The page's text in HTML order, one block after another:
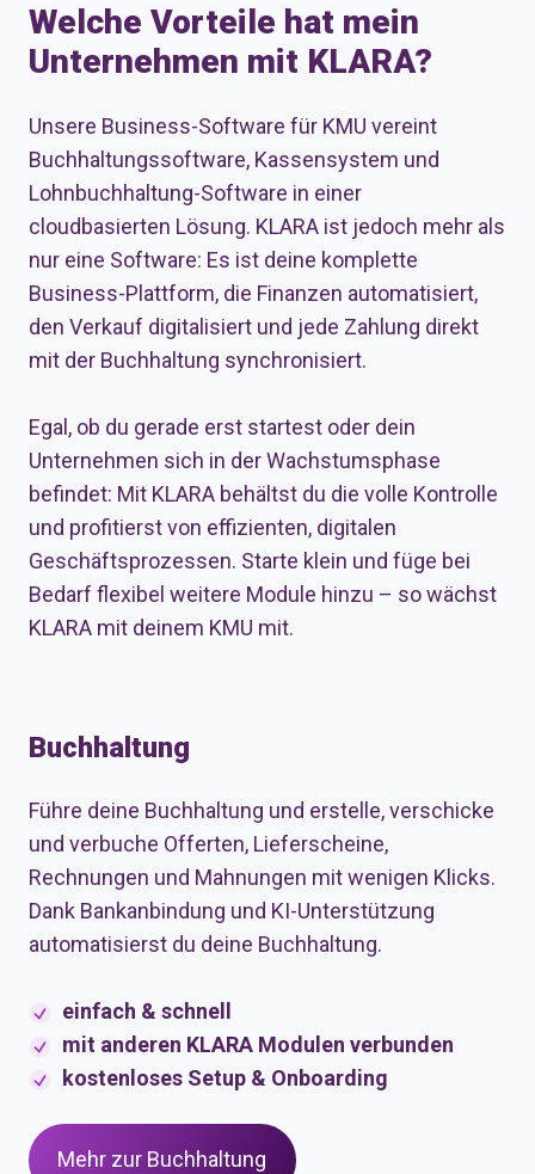
Welche Vorteile hat mein
Unternehmen mit KLARA?
Unsere Business-Software für KMU vereint
Buchhaltungssoftware, Kassensystem und
Lohnbuchhaltung-Software in einer
cloudbasierten Lösung. KLARA ist jedoch mehr als
nur eine Software: Es ist deine komplette
Business-Plattform, die Finanzen automatisiert,
den Verkauf digitalisiert und jede Zahlung direkt
mit der Buchhaltung synchronisiert.
Egal, ob du gerade erst startest oder dein
Unternehmen sich in der Wachstumsphase
befindet: Mit KLARA behältst du die volle Kontrolle
und profitierst von effizienten, digitalen
Geschäftsprozessen. Starte klein und füge bei
Bedarf flexibel weitere Module hinzu – so wächst
KLARA mit deinem KMU mit.
Buchhaltung
Führe deine Buchhaltung und erstelle, verschicke
und verbuche Offerten, Lieferscheine,
Rechnungen und Mahnungen mit wenigen Klicks.
Dank Bankanbindung und KI-Unterstützung
automatisierst du deine Buchhaltung.
einfach & schnell
mit anderen KLARA Modulen verbunden
kostenloses Setup & Onboarding
Mehr zur Buchhaltung